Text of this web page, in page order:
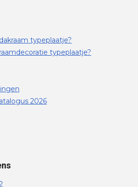
typeplaatje?
typeplaatje?
2026